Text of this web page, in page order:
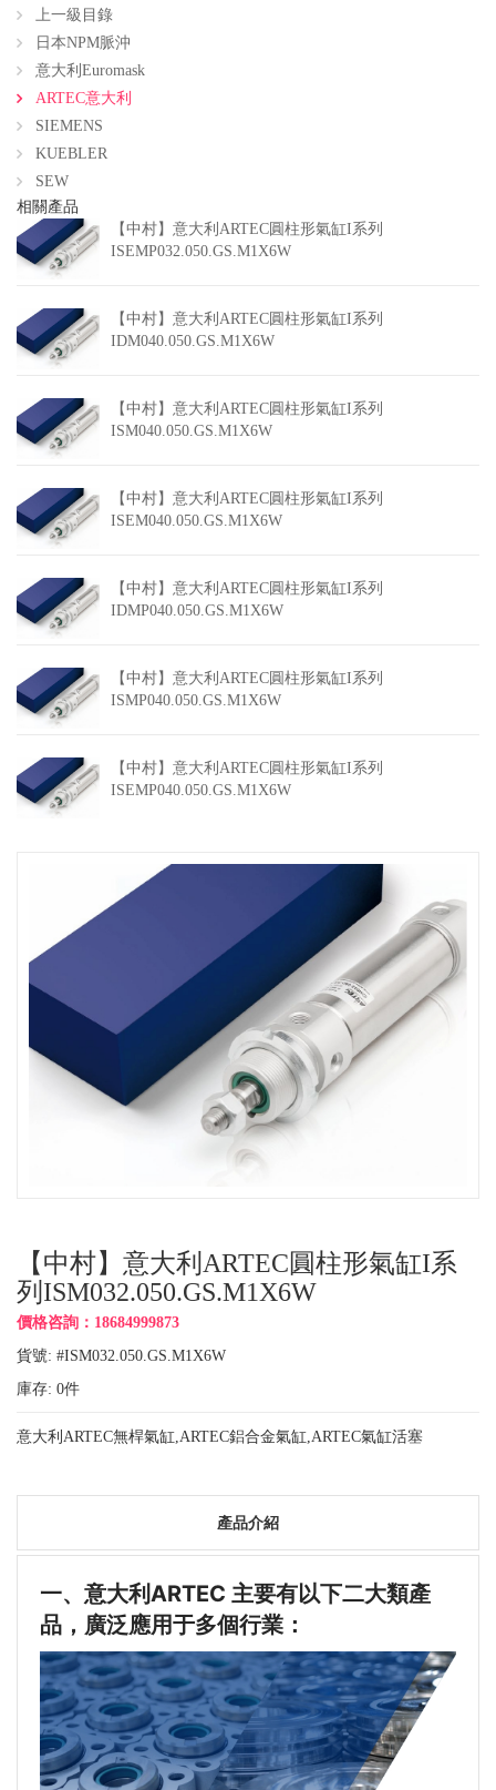
上一級目錄
日本NPM脈沖
意大利Euromask
ARTEC意大利
SIEMENS
KUEBLER
SEW
相關產品
【中村】意大利ARTEC圓柱形氣缸I系列
ISEMP032.050.GS.M1X6W
【中村】意大利ARTEC圓柱形氣缸I系列
IDM040.050.GS.M1X6W
【中村】意大利ARTEC圓柱形氣缸I系列
ISM040.050.GS.M1X6W
【中村】意大利ARTEC圓柱形氣缸I系列
ISEM040.050.GS.M1X6W
【中村】意大利ARTEC圓柱形氣缸I系列
IDMP040.050.GS.M1X6W
【中村】意大利ARTEC圓柱形氣缸I系列
ISMP040.050.GS.M1X6W
【中村】意大利ARTEC圓柱形氣缸I系列
ISEMP040.050.GS.M1X6W
【中村】意大利ARTEC圓柱形氣缸I系
列ISM032.050.GS.M1X6W
價格咨詢：18684999873
貨號: #ISM032.050.GS.M1X6W
庫存: 0件
意大利ARTEC無桿氣缸,ARTEC鋁合金氣缸,ARTEC氣缸活塞
產品介紹
一、 意大利ARTEC 主要有以下二大類產
品，廣泛應用于多個行業：